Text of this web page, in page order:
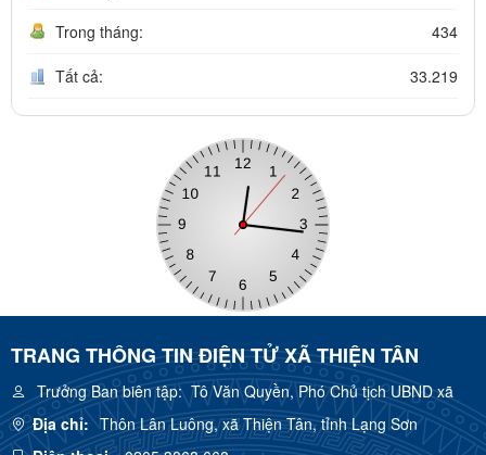
Trong tháng: 434
Tất cả: 33.219
TRANG THÔNG TIN ĐIỆN TỬ XÃ THIỆN TÂN
Trưởng Ban biên tập:Tô Văn Quyền, Phó Chủ tịch UBND xã
Địa chỉ: Thôn Lân Luông, xã Thiện Tân, tỉnh Lạng Sơn